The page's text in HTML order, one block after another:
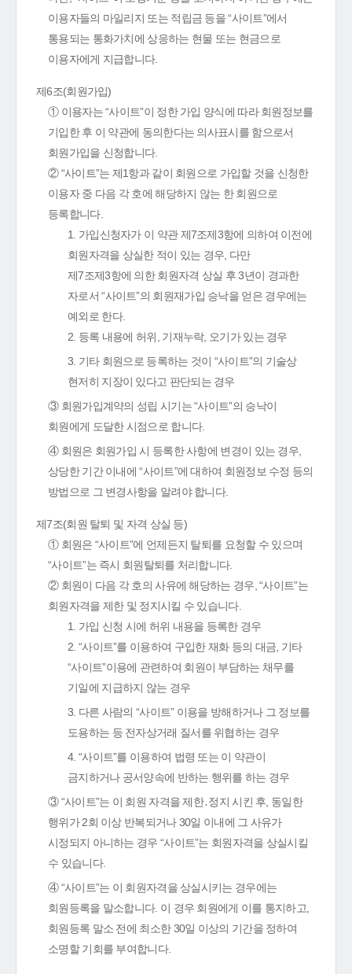
이용자들의 마일리지 또는 적립금 등을 “사이트”에서
통용되는 통화가치에 상응하는 현물 또는 현금으로
이용자에게 지급합니다.
제6조(회원가입)
① 이용자는 “사이트”이 정한 가입 양식에 따라 회원정보를
기입한 후 이 약관에 동의한다는 의사표시를 함으로서
회원가입을 신청합니다.
② “사이트”는 제1항과 같이 회원으로 가입할 것을 신청한
이용자 중 다음 각 호에 해당하지 않는 한 회원으로
등록합니다.
1. 가입신청자가 이 약관 제7조제3항에 의하여 이전에
회원자격을 상실한 적이 있는 경우, 다만
제7조제3항에 의한 회원자격 상실 후 3년이 경과한
자로서 “사이트”의 회원재가입 승낙을 얻은 경우에는
예외로 한다.
2. 등록 내용에 허위, 기재누락, 오기가 있는 경우
3. 기타 회원으로 등록하는 것이 “사이트”의 기술상
현저히 지장이 있다고 판단되는 경우
③ 회원가입계약의 성립 시기는 “사이트”의 승낙이
회원에게 도달한 시점으로 합니다.
④ 회원은 회원가입 시 등록한 사항에 변경이 있는 경우,
상당한 기간 이내에 “사이트”에 대하여 회원정보 수정 등의
방법으로 그 변경사항을 알려야 합니다.
제7조(회원 탈퇴 및 자격 상실 등)
① 회원은 “사이트”에 언제든지 탈퇴를 요청할 수 있으며
“사이트”는 즉시 회원탈퇴를 처리합니다.
② 회원이 다음 각 호의 사유에 해당하는 경우, “사이트”는
회원자격을 제한 및 정지시킬 수 있습니다.
1. 가입 신청 시에 허위 내용을 등록한 경우
2. “사이트”를 이용하여 구입한 재화 등의 대금, 기타
“사이트”이용에 관련하여 회원이 부담하는 채무를
기일에 지급하지 않는 경우
3. 다른 사람의 “사이트” 이용을 방해하거나 그 정보를
도용하는 등 전자상거래 질서를 위협하는 경우
4. “사이트”를 이용하여 법령 또는 이 약관이
금지하거나 공서양속에 반하는 행위를 하는 경우
③ “사이트”는 이 회원 자격을 제한․정지 시킨 후, 동일한
행위가 2회 이상 반복되거나 30일 이내에 그 사유가
시정되지 아니하는 경우 “사이트”는 회원자격을 상실시킬
수 있습니다.
④ “사이트”는 이 회원자격을 상실시키는 경우에는
회원등록을 말소합니다. 이 경우 회원에게 이를 통지하고,
회원등록 말소 전에 최소한 30일 이상의 기간을 정하여
소명할 기회를 부여합니다.